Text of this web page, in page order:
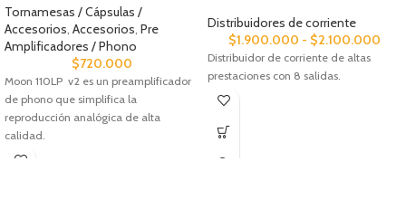
Tornamesas / Cápsulas /
Accesorios, Accesorios, Pre
Amplificadores / Phono
$720.000
Moon 110LP v2 es un preamplificador
de phono que simplifica la
reproducción analógica de alta
calidad.
Distribuidores de corriente
$1.900.000 - $2.100.000
Distribuidor de corriente de altas
prestaciones con 8 salidas.